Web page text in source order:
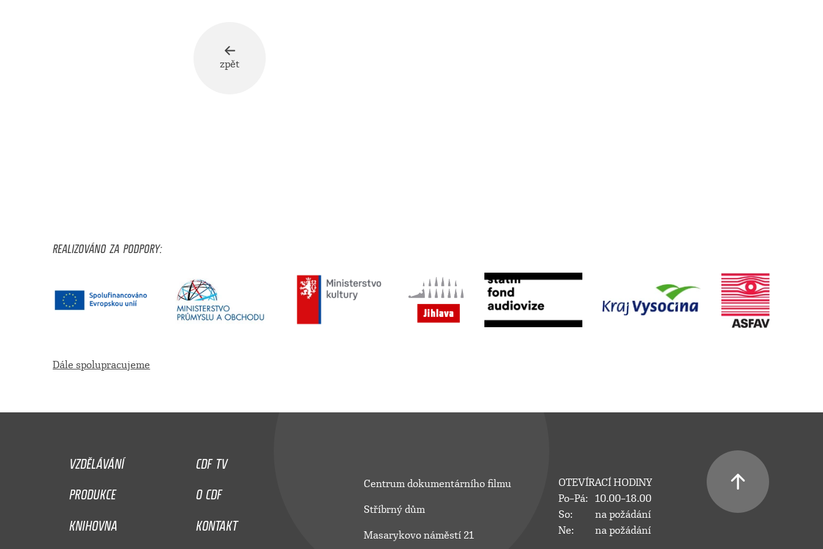
zpět
REALIZOVÁNO ZA PODPORY:
Dále spolupracujeme
VZDĚLÁVÁNÍ
CDF TV
PRODUKCE
O CDF
KNIHOVNA
KONTAKT
Centrum dokumentárního filmu
Stříbrný dům
Masarykovo náměstí 21
OTEVÍRACÍ HODINY
Po–Pá:
10.00–18.00
So:
na požádání
Ne:
na požádání